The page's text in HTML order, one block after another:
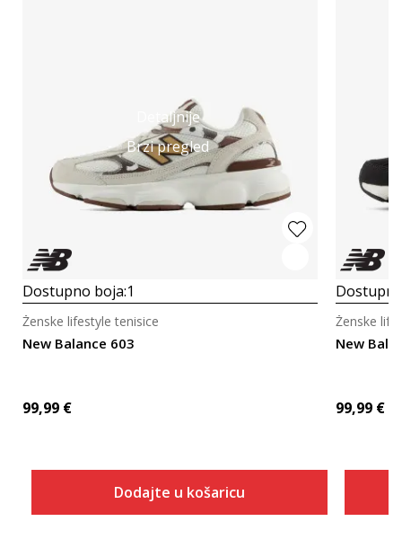
Detaljnije
Brzi pregled
Dostupno boja:1
New Balance 603
Ženske lifestyle tenisice
99,99 €
Dodajte u košaricu
New
Ženske
99,99 €